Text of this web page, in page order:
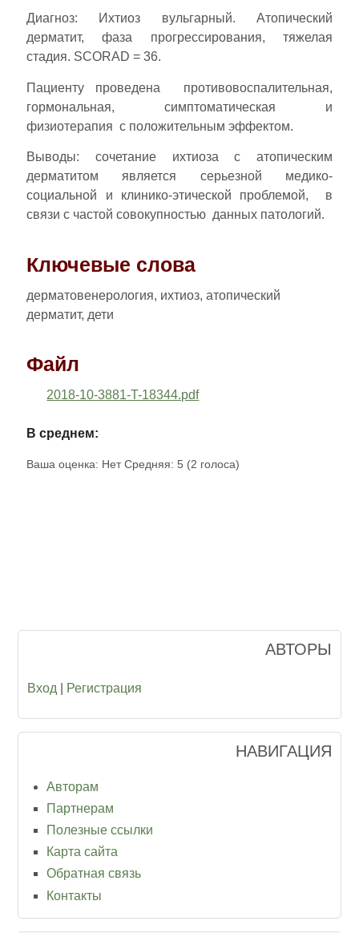
Диагноз: Ихтиоз вульгарный. Атопический
дерматит, фаза прогрессирования, тяжелая
стадия. SCORAD = 36.
Пациенту проведена противовоспалительная,
гормональная, симптоматическая и
физиотерапия с положительным эффектом.
Выводы: сочетание ихтиоза с атопическим
дерматитом является серьезной медико-
социальной и клинико-этической проблемой, в
связи с частой совокупностью данных патологий.
Ключевые слова
дерматовенерология, ихтиоз, атопический
дерматит, дети
Файл
2018-10-3881-T-18344.pdf
В среднем:
Ваша оценка: Нет Средняя:5 (2 голоса)
АВТОРЫ
Вход Регистрация
НАВИГАЦИЯ
Авторам
Партнерам
Полезные ссылки
Карта сайта
Обратная связь
Контакты